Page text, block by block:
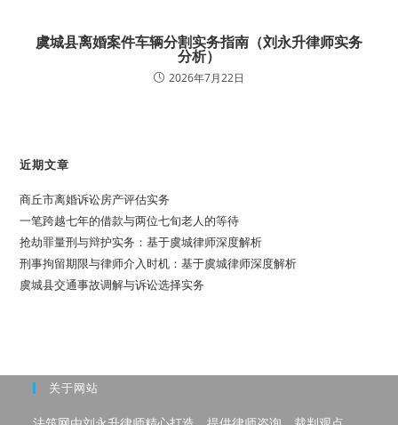
虞城县离婚案件车辆分割实务指南（刘永升律师实务
分析）
2026年7月22日
近期文章
商丘市离婚诉讼房产评估实务
一笔跨越七年的借款与两位七旬老人的等待
抢劫罪量刑与辩护实务：基于虞城律师深度解析
刑事拘留期限与律师介入时机：基于虞城律师深度解析
虞城县交通事故调解与诉讼选择实务
关于网站